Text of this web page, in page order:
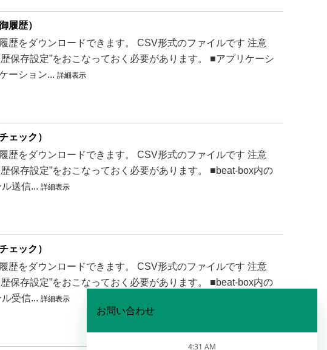
履歴）
歴をダウンロードできます。 CSV形式のファイルです 注意
保存設定”をおこなっておく必要があります。 ■アプリケーシ
ーション... 詳細表示
ェック）
歴をダウンロードできます。 CSV形式のファイルです 注意
保存設定”をおこなっておく必要があります。 ■beat-box内の
送信... 詳細表示
ェック）
歴をダウンロードできます。 CSV形式のファイルです 注意
保存設定”をおこなっておく必要があります。 ■beat-box内の
受信... 詳細表示